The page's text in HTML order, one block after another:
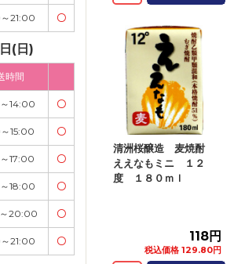
21:00 〇
(日)
時間
14:00 〇
15:00 〇
17:00 〇
18:00 〇
20:00 〇
21:00 〇
清洲桜醸造 麦焼酎
ええなもミニ １２
度 １８０ｍｌ
118円
税込価格 129.80円